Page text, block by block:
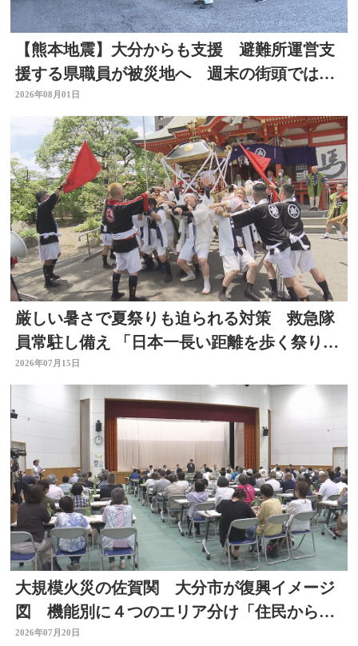
【熊本地震】大分からも支援 避難所運営支
援する県職員が被災地へ 週末の街頭では募
金の呼びかけも
2026年08月01日
厳しい暑さで夏祭りも迫られる対策 救急隊
員常駐し備え 「日本一長い距離を歩く祭り」
はルート短縮 大分
2026年07月15日
大規模火災の佐賀関 大分市が復興イメージ
図 機能別に４つのエリア分け「住民からは
おおむね理解」 大分
2026年07月20日